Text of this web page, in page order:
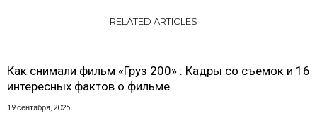
RELATED ARTICLES
Как снимали фильм «Груз 200» : Кадры со съемок и 16
интересных фактов о фильме
19 сентября, 2025